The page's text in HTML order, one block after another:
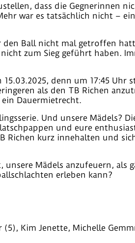
dass die Gegnerinnen
war es tatsächlich nicht –
den Ball nicht mal getroffen
zum Sieg geführt haben.
denn um 17:45 Uhr
als den TB Richen
Dauermietrecht.
Und unsere Mädels?
und eure
Richen kurz innehalten und
Mädels anzufeuern, als
erleben kann?
Kim Jenette, Michelle